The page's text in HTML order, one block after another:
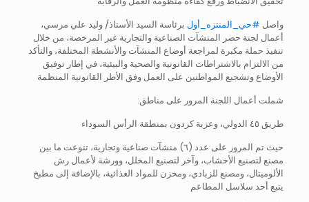
واصل #حي_المنتزه_أول برئاسة السيد الأستاذ/ وليد علي مرسي،
أعمال لجنة حصر المنشآت الصناعية والتجارية غير المرخصة، من خلال
تنفيذ حملة مكبرة لمراجعة أوضاع المنشآت والأنشطة المختلفة، والتأكد
من الالتزام بالاشتراطات القانونية والصحية والبيئية، في إطار توفيق
الأوضاع وتشجيع المواطنين على العمل وفق الأطر القانونية المنظمة
شملت أعمال اللجنة المرور على مناطق:
طريق ٤٥ الدولي، وعزبة كردون بمنطقة الرأس السوداء
حيث تم المرور على عدد (٦) منشآت صناعية وتجارية، تنوعت ما بين
مصنع لتصنيع الأخشاب، وآخر لتصنيع المخلل، وورشة لأعمال رش
الألوميتال، ومصنع للزبادي، ومخزن للمواد الغذائية، بالإضافة إلى مطبخ
يتبع أحد سلاسل المطاعم